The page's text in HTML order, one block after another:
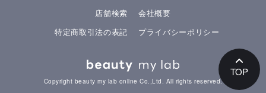
TOP
店舗検索
会社概要
特定商取引法の表記
プライバシーポリシー
Copyright beauty my lab online Co.,Ltd. All rights reserved.